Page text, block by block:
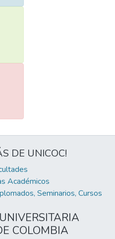
DE UNICOC!
Académicos
Seminarios, Cursos
COLOMBIA